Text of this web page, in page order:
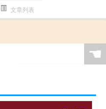
文章列表
☚